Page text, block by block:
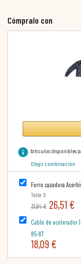
Cómpralo con
info Artículos disponibles
Elegir combinación
Forro cazadora
Talla: S
31,94 € 26,51 €
Cable de acelerador
85-87
18,09 €